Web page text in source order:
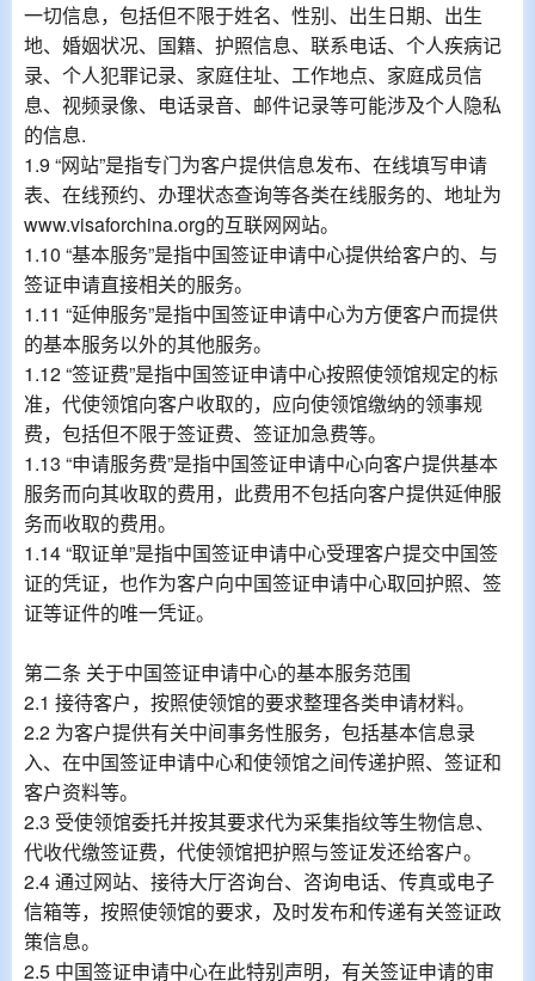
一切信息，包括但不限于姓名、性别、出生日期、出生
地、婚姻状况、国籍、护照信息、联系电话、个人疾病记
录、个人犯罪记录、家庭住址、工作地点、家庭成员信
息、视频录像、电话录音、邮件记录等可能涉及个人隐私
的信息.
1.9 “网站”是指专门为客户提供信息发布、在线填写申请
表、在线预约、办理状态查询等各类在线服务的、地址为
www.visaforchina.org的互联网网站。
1.10 “基本服务”是指中国签证申请中心提供给客户的、与
签证申请直接相关的服务。
1.11 “延伸服务”是指中国签证申请中心为方便客户而提供
的基本服务以外的其他服务。
1.12 “签证费”是指中国签证申请中心按照使领馆规定的标
准，代使领馆向客户收取的，应向使领馆缴纳的领事规
费，包括但不限于签证费、签证加急费等。
1.13 “申请服务费”是指中国签证申请中心向客户提供基本
服务而向其收取的费用，此费用不包括向客户提供延伸服
务而收取的费用。
1.14 “取证单”是指中国签证申请中心受理客户提交中国签
证的凭证，也作为客户向中国签证申请中心取回护照、签
证等证件的唯一凭证。
第二条 关于中国签证申请中心的基本服务范围
2.1 接待客户，按照使领馆的要求整理各类申请材料。
2.2 为客户提供有关中间事务性服务，包括基本信息录
入、在中国签证申请中心和使领馆之间传递护照、签证和
客户资料等。
2.3 受使领馆委托并按其要求代为采集指纹等生物信息、
代收代缴签证费，代使领馆把护照与签证发还给客户。
2.4 通过网站、接待大厅咨询台、咨询电话、传真或电子
信箱等，按照使领馆的要求，及时发布和传递有关签证政
策信息。
2.5 中国签证申请中心在此特别声明，有关签证申请的审